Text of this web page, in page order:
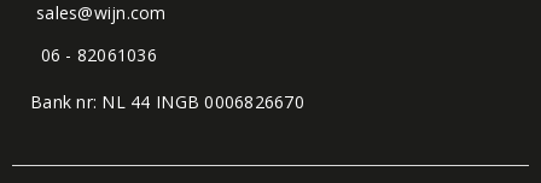
sales@wijn.com
06 - 82061036
Bank nr: NL 44 INGB 0006826670